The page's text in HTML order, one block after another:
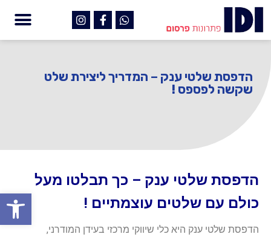
הדפסת שלטי ענק – המדריך ליצירת שלט
שקשה לפספס !
הדפסת שלטי ענק – כך תבלטו מעל
כולם עם שלטים עוצמתיים !
הדפסת שלטי ענק היא כלי שיווקי מרכזי בעידן המודרני,